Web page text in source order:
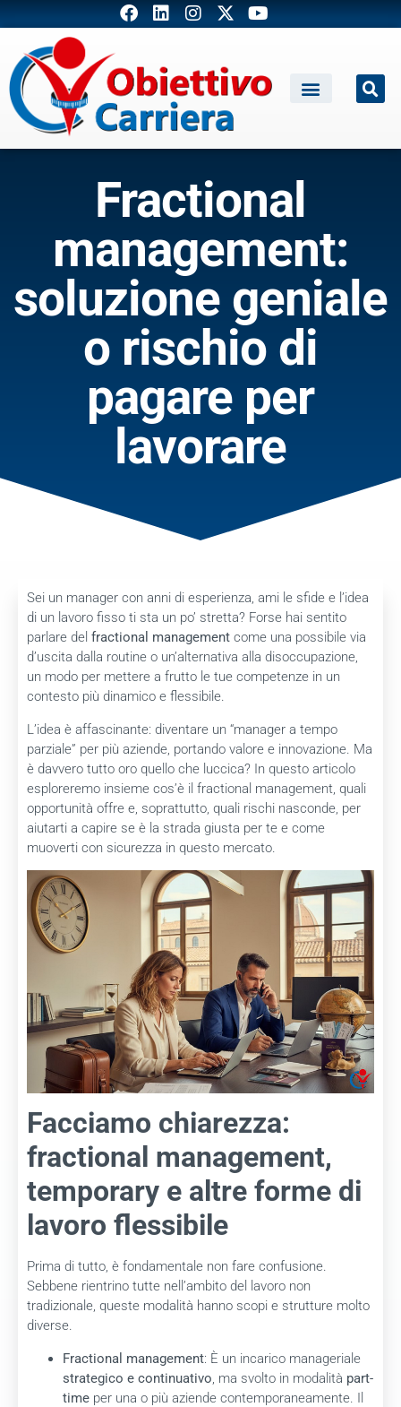
Fractional
management:
soluzione geniale
o rischio di
pagare per
lavorare
Sei un manager con anni di esperienza, ami le sfide e l’idea
di un lavoro fisso ti sta un po’ stretta? Forse hai sentito
parlare del fractional management come una possibile via
d’uscita dalla routine o un’alternativa alla disoccupazione,
un modo per mettere a frutto le tue competenze in un
contesto più dinamico e flessibile.
L’idea è affascinante: diventare un “manager a tempo
parziale” per più aziende, portando valore e innovazione. Ma
è davvero tutto oro quello che luccica? In questo articolo
esploreremo insieme cos’è il fractional management, quali
opportunità offre e, soprattutto, quali rischi nasconde, per
aiutarti a capire se è la strada giusta per te e come
muoverti con sicurezza in questo mercato.
Facciamo chiarezza:
fractional management,
temporary e altre forme di
lavoro flessibile
Prima di tutto, è fondamentale non fare confusione.
Sebbene rientrino tutte nell’ambito del lavoro non
tradizionale, queste modalità hanno scopi e strutture molto
diverse.
Fractional management: È un incarico manageriale
strategico e continuativo, ma svolto in modalità part-
time per una o più aziende contemporaneamente. Il